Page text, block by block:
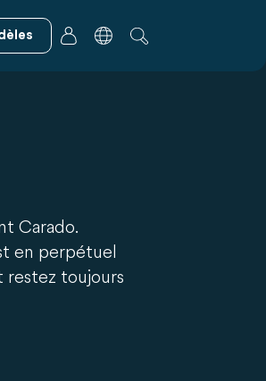
Carado.
en perpétuel
restez toujours